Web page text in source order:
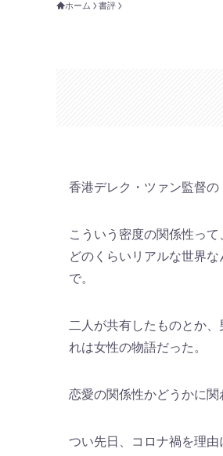
ホーム 書評
香港デレク・ツァン監督の
こういう密度の関係性っ
どのくらいリアルな世界
で。
二人が共有したものとか
れは女性の物語だった。
恋愛の関係性かどうかに
つい先日、コロナ禍を理